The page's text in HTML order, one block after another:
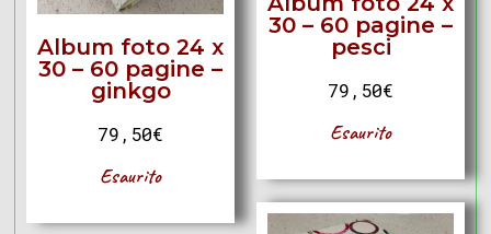
30 – 60 pagine –
pesci
79,50€
Esaurito
Album foto 24 x
30 – 60 pagine –
ginkgo
79,50€
Esaurito